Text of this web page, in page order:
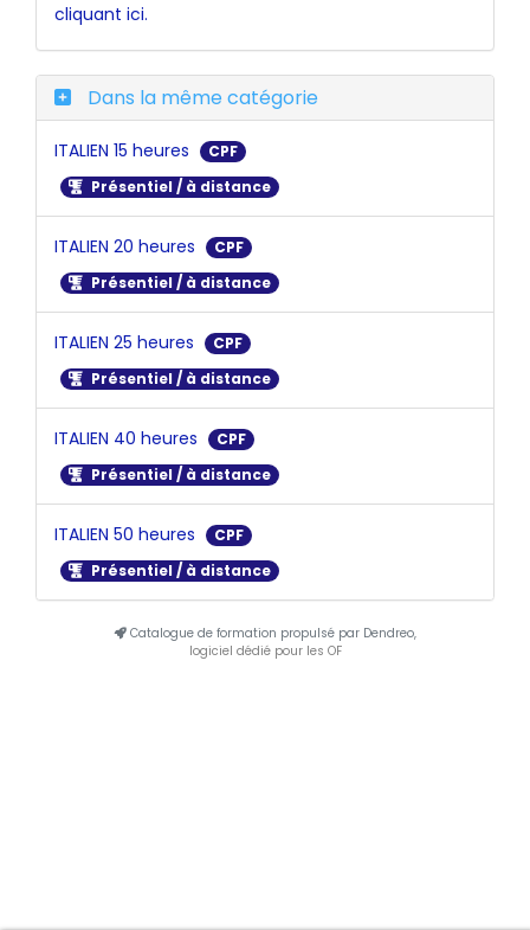
cliquant ici.
Dans la même catégorie
ITALIEN 15 heures
CPF
Présentiel / à distance
ITALIEN 20 heures
CPF
Présentiel / à distance
ITALIEN 25 heures
CPF
Présentiel / à distance
ITALIEN 40 heures
CPF
Présentiel / à distance
ITALIEN 50 heures
CPF
Présentiel / à distance
Catalogue de formation propulsé par Dendreo,
logiciel dédié pour les OF